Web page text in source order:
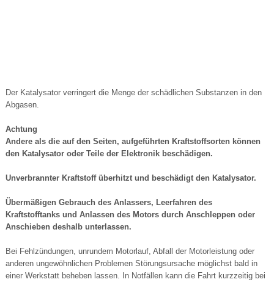
Der Katalysator verringert die Menge der schädlichen Substanzen in den
Abgasen.
Achtung
Andere als die auf den Seiten, aufgeführten Kraftstoffsorten können
den Katalysator oder Teile der Elektronik beschädigen.
Unverbrannter Kraftstoff überhitzt und beschädigt den Katalysator.
Übermäßigen Gebrauch des Anlassers, Leerfahren des
Kraftstofftanks und Anlassen des Motors durch Anschleppen oder
Anschieben deshalb unterlassen.
Bei Fehlzündungen, unrundem Motorlauf, Abfall der Motorleistung oder
anderen ungewöhnlichen Problemen Störungsursache möglichst bald in
einer Werkstatt beheben lassen. In Notfällen kann die Fahrt kurzzeitig bei